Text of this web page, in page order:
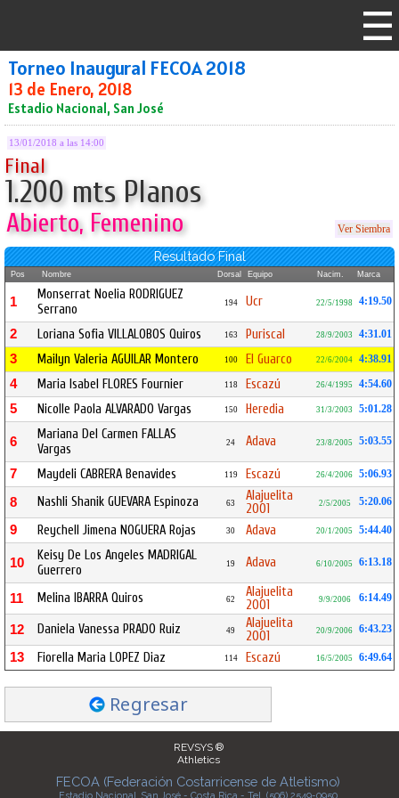
Torneo Inaugural FECOA 2018
13 de Enero, 2018
Estadio Nacional, San José
13/01/2018 a las 14:00
Final
1.200 mts Planos
Abierto, Femenino Ver Siembra
Resultado Final
Pos Nombre Dorsal Equipo Nacim. Marca
1
Monserrat Noelia RODRIGUEZ
Serrano
194 Ucr 22/5/1998 4:19.50
2 Loriana Sofia VILLALOBOS Quiros 163 Puriscal 28/9/2003 4:31.01
3 Mailyn Valeria AGUILAR Montero 100 El Guarco 22/6/2004 4:38.91
4 Maria Isabel FLORES Fournier 118 Escazú 26/4/1995 4:54.60
5 Nicolle Paola ALVARADO Vargas 150 Heredia 31/3/2003 5:01.28
6
Mariana Del Carmen FALLAS
Vargas
24 Adava 23/8/2005 5:03.55
7 Maydeli CABRERA Benavides 119 Escazú 26/4/2006 5:06.93
8 Nashli Shanik GUEVARA Espinoza 63
Alajuelita
2001
2/5/2005 5:20.06
9 Reychell Jimena NOGUERA Rojas 30 Adava 20/1/2005 5:44.40
10
Keisy De Los Angeles MADRIGAL
Guerrero
19 Adava 6/10/2005 6:13.18
11 Melina IBARRA Quiros 62
Alajuelita
2001
9/9/2006 6:14.49
12 Daniela Vanessa PRADO Ruiz 49
Alajuelita
2001
20/9/2006 6:43.23
13 Fiorella Maria LOPEZ Diaz 114 Escazú 16/5/2005 6:49.64
Regresar
REVSYS ®
Athletics
FECOA (Federación Costarricense de Atletismo)
Estadio Nacional, San José - Costa Rica - Tel. (506) 2549-0950